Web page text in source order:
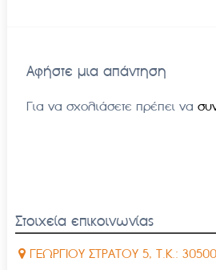
Αφήστε μια απάντηση
Για να σχολιάσετε πρέπει να
Στοιχεία επικοινωνίας
ΓΕΩΡΓΙΟΥ ΣΤΡΑΤΟΥ 5, Τ.Κ.: 30500